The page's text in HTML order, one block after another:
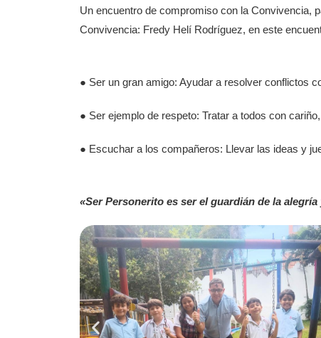
Un encuentro de compromiso con la Convivencia,
Convivencia: Fredy Helí Rodríguez, en este
● Ser un gran amigo: Ayudar a resolver conflictos
● Ser ejemplo de respeto: Tratar a todos con
● Escuchar a los compañeros: Llevar las ideas y
«Ser Personerito es ser el guardián de la